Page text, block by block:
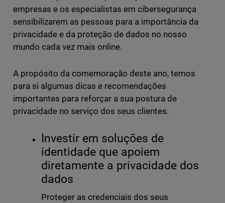
empresas e os especialistas em cibersegurança
sensibilizarem as pessoas para a importância da
privacidade e da proteção de dados no nosso
mundo cada vez mais online.
A propósito da comemoração deste ano, temos
para si algumas dicas e recomendações
importantes para reforçar a sua postura de
privacidade no serviço dos seus clientes.
Investir em soluções de
identidade que apoiem
diretamente a privacidade dos
dados
Proteger as credenciais dos seus